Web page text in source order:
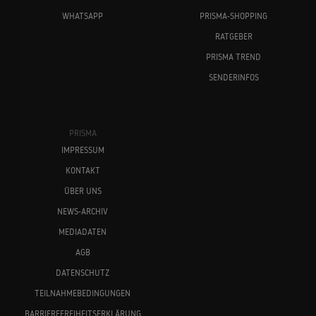
WHATSAPP
PRISMA-SHOPPING
RATGEBER
PRISMA TREND
SENDERINFOS
PRISMA
IMPRESSUM
KONTAKT
ÜBER UNS
NEWS-ARCHIV
MEDIADATEN
AGB
DATENSCHUTZ
TEILNAHMEBEDINGUNGEN
BARRIEREFREIHEITSERKLÄRUNG